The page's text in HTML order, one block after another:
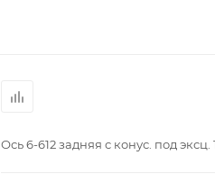
Ось 6-612 задняя с конус. под эксц.